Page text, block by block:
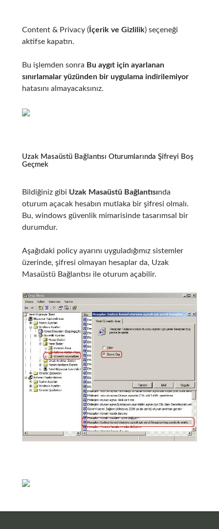
Content & Privacy (İçerik ve Gizlilik) seçeneği
aktifse kapatın.
Bu işlemden sonra Bu aygıt için ayarlanan
sınırlamalar yüzünden bir uygulama indirilemiyor
hatasını almayacaksınız.
Uzak Masaüstü Bağlantısı Oturumlarında Şifreyi Boş
Geçmek
Bildiğiniz gibi Uzak Masaüstü Bağlantısında
oturum açacak hesabın mutlaka bir şifresi olmalı.
Bu, windows güvenlik mimarisinde tasarımsal bir
durumdur.
Aşağıdaki policy ayarını uyguladığımız sistemler
üzerinde, şifresi olmayan hesaplar da, Uzak
Masaüstü Bağlantısı ile oturum açabilir.